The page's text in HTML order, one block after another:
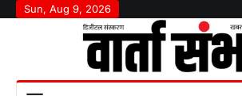
SkipSun, Aug 9, 2026